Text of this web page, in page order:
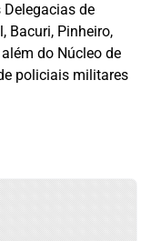
Delegacias de
Bacuri, Pinheiro,
do Núcleo de
policiais militares